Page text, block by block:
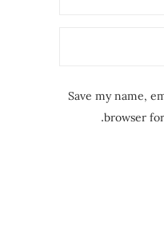
Save my name,
browser